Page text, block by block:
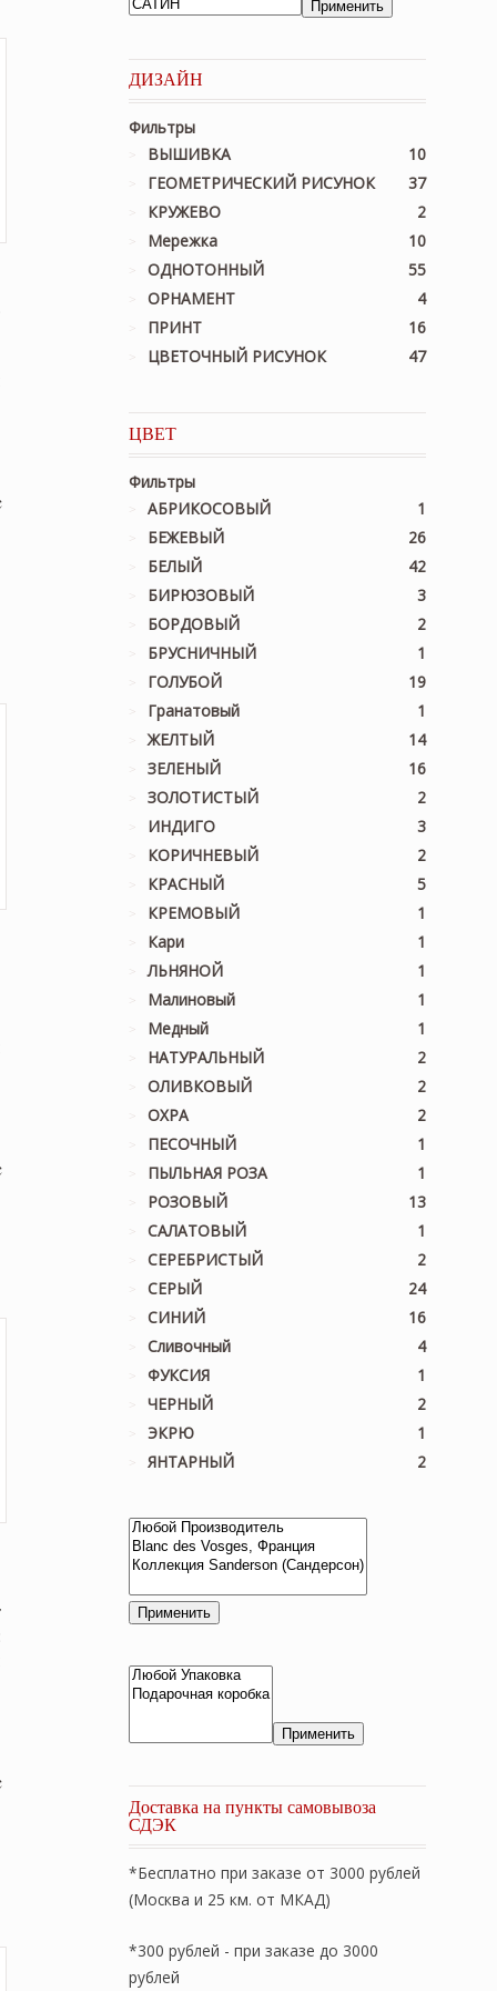
Применить
ДИЗАЙН
Фильтры
ВЫШИВКА
10
ГЕОМЕТРИЧЕСКИЙ РИСУНОК
37
КРУЖЕВО
2
Мережка
10
ОДНОТОННЫЙ
55
ОРНАМЕНТ
4
ПРИНТ
16
ЦВЕТОЧНЫЙ РИСУНОК
47
ЦВЕТ
Фильтры
АБРИКОСОВЫЙ
1
БЕЖЕВЫЙ
26
БЕЛЫЙ
42
БИРЮЗОВЫЙ
3
БОРДОВЫЙ
2
БРУСНИЧНЫЙ
1
ГОЛУБОЙ
19
Гранатовый
1
ЖЕЛТЫЙ
14
ЗЕЛЕНЫЙ
16
ЗОЛОТИСТЫЙ
2
ИНДИГО
3
КОРИЧНЕВЫЙ
2
КРАСНЫЙ
5
КРЕМОВЫЙ
1
Кари
1
ЛЬНЯНОЙ
1
Малиновый
1
Медный
1
НАТУРАЛЬНЫЙ
2
ОЛИВКОВЫЙ
2
ОХРА
2
ПЕСОЧНЫЙ
1
ПЫЛЬНАЯ РОЗА
1
РОЗОВЫЙ
13
САЛАТОВЫЙ
1
СЕРЕБРИСТЫЙ
2
СЕРЫЙ
24
СИНИЙ
16
Сливочный
4
ФУКСИЯ
1
ЧЕРНЫЙ
2
ЭКРЮ
1
ЯНТАРНЫЙ
2
Применить
Применить
Доставка на пункты самовывоза
СДЭК
*Бесплатно при заказе от 3000 рублей
(Москва и 25 км. от МКАД)
*300 рублей - при заказе до 3000
рублей